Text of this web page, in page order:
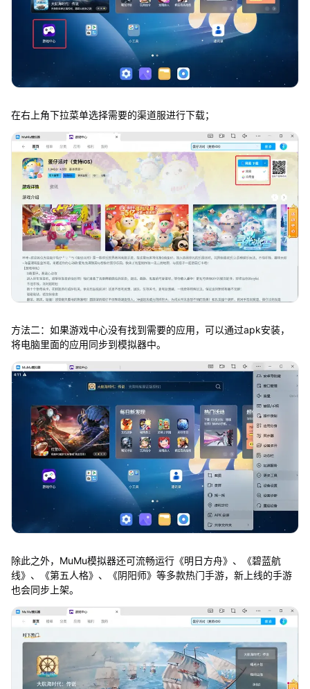
在右上角下拉菜单选择需要的渠道服进行下载；
方法二：如果游戏中心没有找到需要的应用，可以通过apk安装，
将电脑里面的应用同步到模拟器中。
除此之外，MuMu模拟器还可流畅运行《明日方舟》、《碧蓝航
线》、《第五人格》、《阴阳师》等多款热门手游，新上线的手游
也会同步上架。